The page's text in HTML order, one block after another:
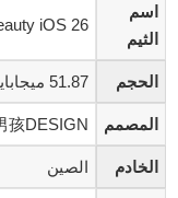
اسم
الثيم
iOS 26
الحجم 51.87 ميجابايت
المصمم 孩DESIGN
الخادم الصين